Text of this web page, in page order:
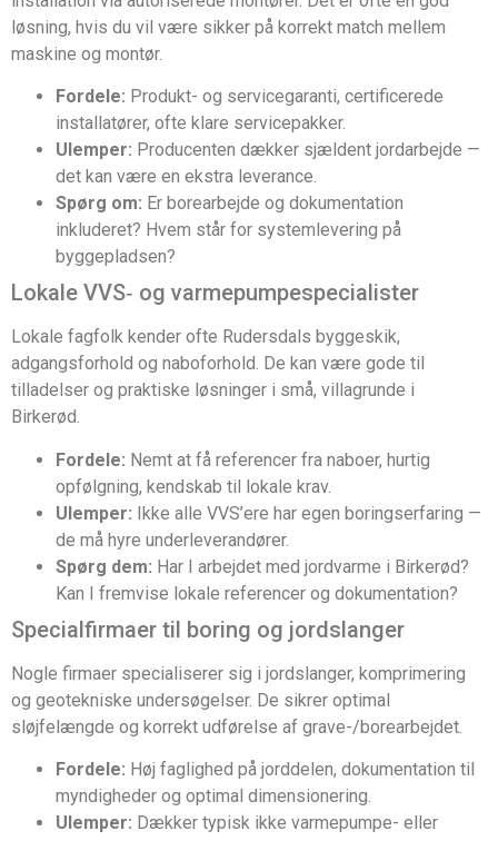
løsning, hvis du vil være sikker på korrekt match mellem
maskine og montør.
Fordele: Produkt- og servicegaranti, certificerede
installatører, ofte klare servicepakker.
Ulemper: Producenten dækker sjældent jordarbejde —
det kan være en ekstra leverance.
Spørg om: Er borearbejde og dokumentation
inkluderet? Hvem står for systemlevering på
byggepladsen?
Lokale VVS‑ og varmepumpespecialister
Lokale fagfolk kender ofte Rudersdals byggeskik,
adgangsforhold og naboforhold. De kan være gode til
tilladelser og praktiske løsninger i små, villagrunde i
Birkerød.
Fordele: Nemt at få referencer fra naboer, hurtig
opfølgning, kendskab til lokale krav.
Ulemper: Ikke alle VVS’ere har egen boringserfaring —
de må hyre underleverandører.
Spørg dem: Har I arbejdet med jordvarme i Birkerød?
Kan I fremvise lokale referencer og dokumentation?
Specialfirmaer til boring og jordslanger
Nogle firmaer specialiserer sig i jordslanger, komprimering
og geotekniske undersøgelser. De sikrer optimal
sløjfelængde og korrekt udførelse af grave-/borearbejdet.
Fordele: Høj faglighed på jorddelen, dokumentation til
myndigheder og optimal dimensionering.
Ulemper: Dækker typisk ikke varmepumpe- eller